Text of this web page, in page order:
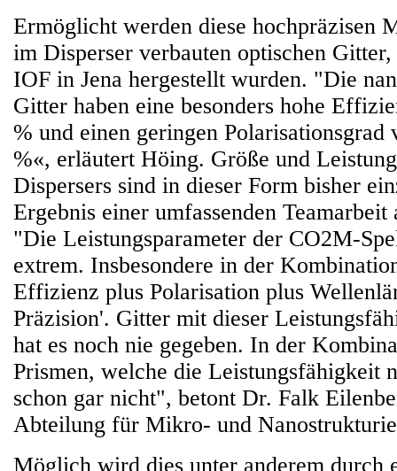
Ermöglicht werden diese hochpräzisen
im Disperser verbauten optischen
IOF in Jena hergestellt wurden. "Die
Gitter haben eine besonders hohe
% und einen geringen Polarisationsgrad
%«, erläutert Höing. Größe und
Dispersers sind in dieser Form bisher
Ergebnis einer umfassenden
"Die Leistungsparameter der CO2M-
extrem. Insbesondere in der
Effizienz plus Polarisation plus
Präzision'. Gitter mit dieser
hat es noch nie gegeben. In der
Prismen, welche die Leistungsfähigkeit
schon gar nicht", betont Dr. Falk
Abteilung für Mikro- und
Möglich wird dies unter anderem durch